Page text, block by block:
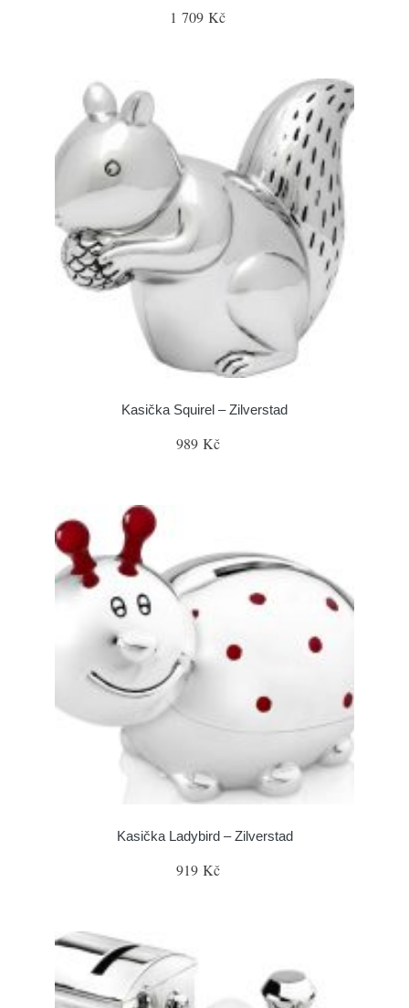
1 709 Kč
Kasička Squirel – Zilverstad
989 Kč
Kasička Ladybird – Zilverstad
919 Kč